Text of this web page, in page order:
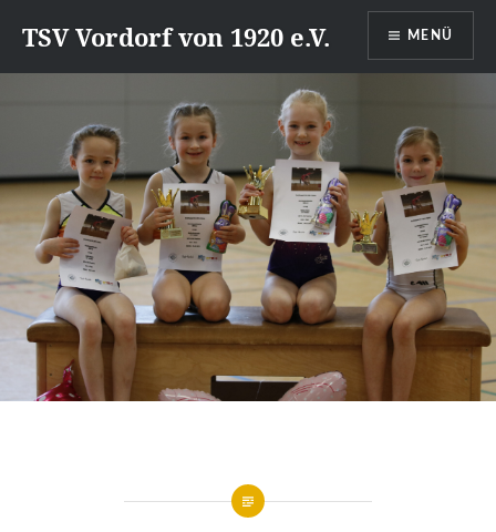
zumTSV Vordorf von 1920 e.V. MENÜ